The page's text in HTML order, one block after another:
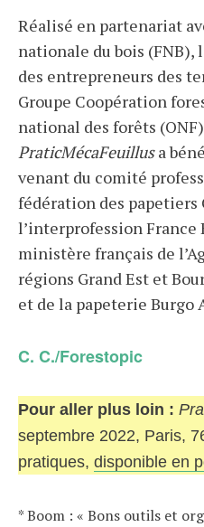
Réalisé en partenariat
nationale du bois
des entrepreneurs des
Groupe Coopération
national des forêts
PraticMécaFeuillusa
venant du comité
fédération des papetiers
l’interprofession France
ministère français de
régions Grand Est et
et de la papeterie Burgo
C. C./Forestopic
Pour aller plus loin :
septembre 2022, Paris,
pratiques, disponible en
* Boom : « Bons outils et